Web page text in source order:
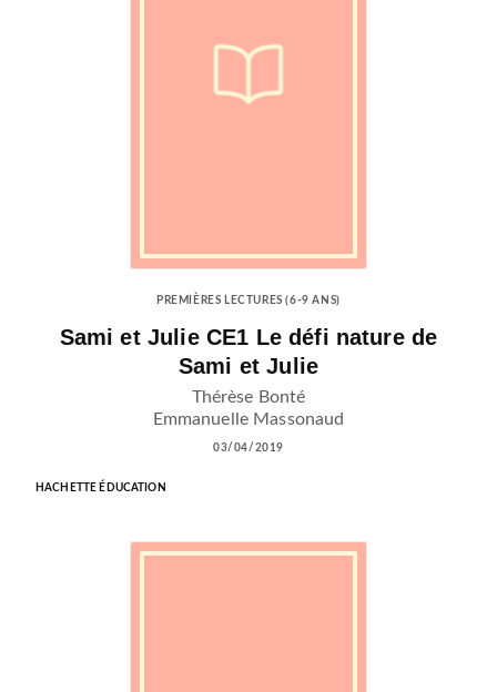
PREMIÈRES LECTURES (6-9 ANS)
Sami et Julie CE1 Le défi nature de
Sami et Julie
Thérèse Bonté
Emmanuelle Massonaud
03/04/2019
HACHETTE ÉDUCATION